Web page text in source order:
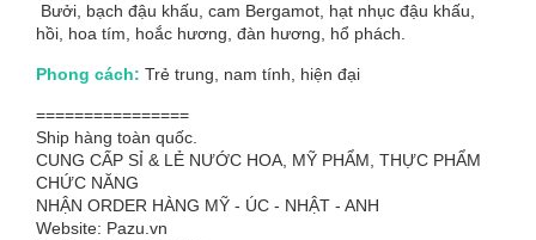
Bưởi, bạch đậu khấu, cam Bergamot, hạt nhục đậu khấu,
hồi, hoa tím, hoắc hương, đàn hương, hổ phách.
Phong cách: Trẻ trung, nam tính, hiện đại
================
Ship hàng toàn quốc.
CUNG CẤP SỈ & LẺ NƯỚC HOA, MỸ PHẨM, THỰC PHẨM
CHỨC NĂNG
NHẬN ORDER HÀNG MỸ - ÚC - NHẬT - ANH
Website: Pazu.vn